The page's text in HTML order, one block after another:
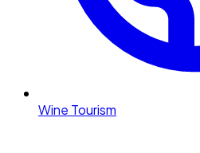
Wine Tourism